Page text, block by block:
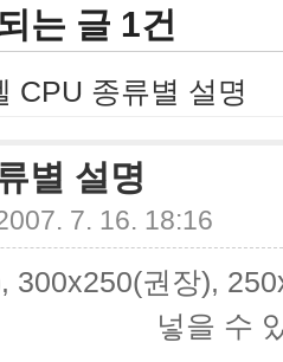
는 글 1건
CPU 종류별 설명
별 설명
7. 16. 18:16
300x250(권장),
넣을 수